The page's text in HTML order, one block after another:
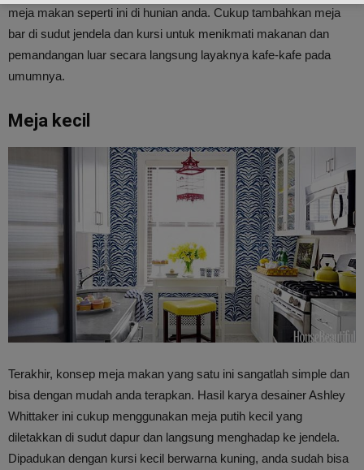
meja makan seperti ini di hunian anda. Cukup tambahkan meja
bar di sudut jendela dan kursi untuk menikmati makanan dan
pemandangan luar secara langsung layaknya kafe-kafe pada
umumnya.
Meja kecil
Terakhir, konsep meja makan yang satu ini sangatlah simple dan
bisa dengan mudah anda terapkan. Hasil karya desainer Ashley
Whittaker ini cukup menggunakan meja putih kecil yang
diletakkan di sudut dapur dan langsung menghadap ke jendela.
Dipadukan dengan kursi kecil berwarna kuning, anda sudah bisa